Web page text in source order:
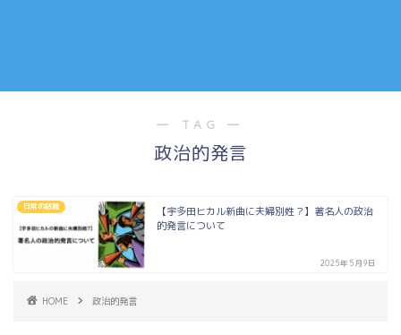
― TAG ―
政治的発言
日常の話題
【宇多田ヒカル新曲に夫婦別姓？】著名人の政治
的発言について
2025年5月9日
HOME 政治的発言